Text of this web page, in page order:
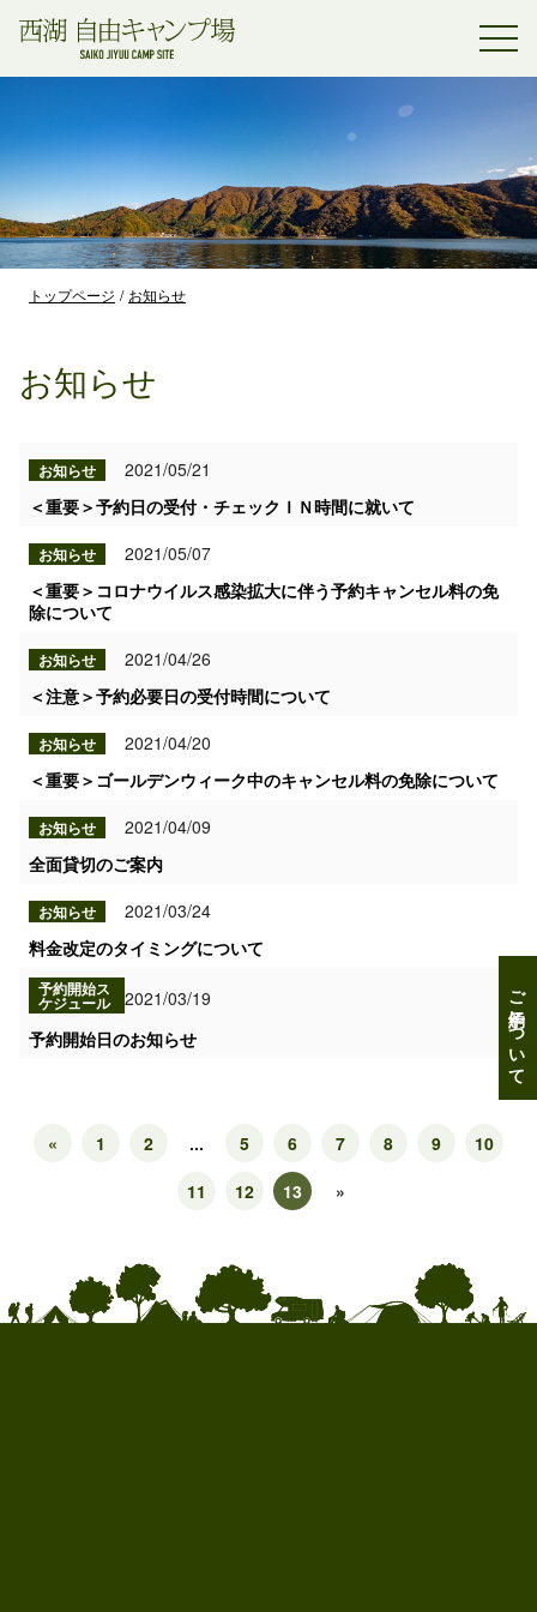
ご予約について
トップページ お知らせ
お知らせ
お知らせ
2021/05/21
＜重要＞予約日の受付・チェックＩＮ時間に就いて
お知らせ
2021/05/07
＜重要＞コロナウイルス感染拡大に伴う予約キャンセル料の免
除について
お知らせ
2021/04/26
＜注意＞予約必要日の受付時間について
お知らせ
2021/04/20
＜重要＞ゴールデンウィーク中のキャンセル料の免除について
お知らせ
2021/04/09
全面貸切のご案内
お知らせ
2021/03/24
料金改定のタイミングについて
予約開始ス
ケジュール
2021/03/19
予約開始日のお知らせ
« 1 2 ... 5 6 7 8 9
10
11
12 13 »